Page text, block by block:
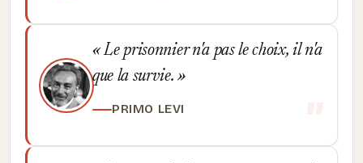
Le prisonnier n'a pas le choix, il n'a
que la survie.
PRIMO LEVI